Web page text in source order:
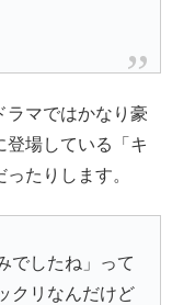
ラマではかなり豪
登場している「キ
たりします。
でしたね」って
クリなんだけど